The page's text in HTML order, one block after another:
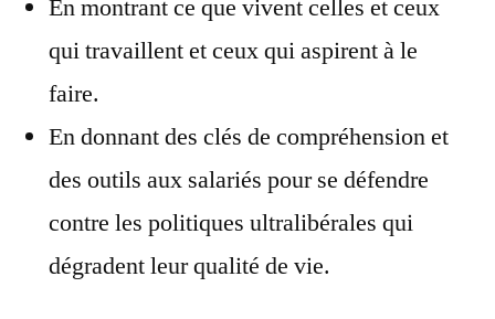
En montrant ce que vivent celles et ceux
qui travaillent et ceux qui aspirent à le
faire.
En donnant des clés de compréhension et
des outils aux salariés pour se défendre
contre les politiques ultralibérales qui
dégradent leur qualité de vie.